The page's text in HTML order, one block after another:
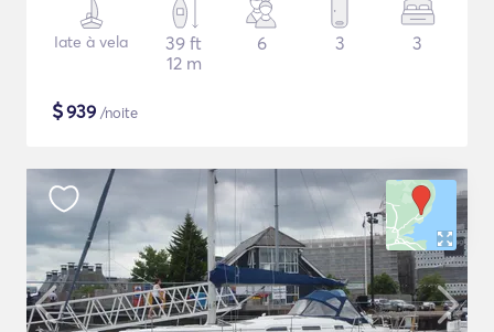
Iate à vela
39 ft
12 m
6 3 3
$939 /noite